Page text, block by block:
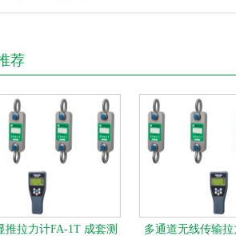
荐
推拉力计FA-1T 成套测 多通道无线传输拉